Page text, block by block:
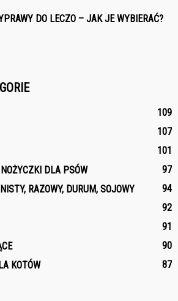
DO LECZO – JAK JE WYBIERAĆ?
109
107
101
DLA PSÓW
97
RAZOWY, DURUM, SOJOWY
94
92
91
90
KOTÓW
87